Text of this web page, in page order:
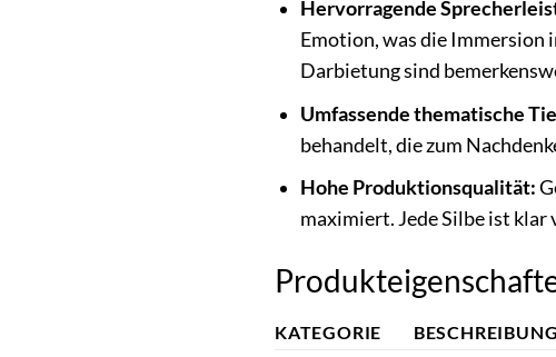
Hervorragende
Emotion, was die Immersion
Darbietung sind
Umfassende thematische
behandelt, die zum
Hohe Produktionsqualität:
maximiert. Jede Silbe ist
KATEGORIE
BESCHREIBUNG